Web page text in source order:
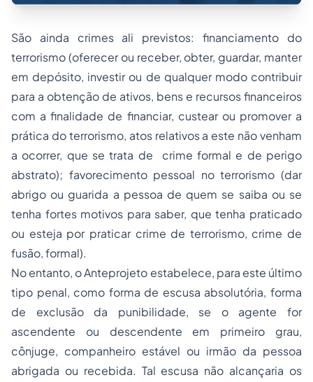
São ainda crimes ali previstos: financiamento do
terrorismo (oferecer ou receber, obter, guardar, manter
em depósito, investir ou de qualquer modo contribuir
para a obtenção de ativos, bens e recursos financeiros
com a finalidade de financiar, custear ou promover a
prática do terrorismo, atos relativos a este não venham
a ocorrer, que se trata de crime formal e de perigo
abstrato); favorecimento pessoal no terrorismo (dar
abrigo ou guarida a pessoa de quem se saiba ou se
tenha fortes motivos para saber, que tenha praticado
ou esteja por praticar crime de terrorismo, crime de
fusão, formal).
No entanto, o Anteprojeto estabelece, para este último
tipo penal, como forma de escusa absolutória, forma
de exclusão da punibilidade, se o agente for
ascendente ou descendente em primeiro grau,
cônjuge, companheiro estável ou irmão da pessoa
abrigada ou recebida. Tal escusa não alcançaria os